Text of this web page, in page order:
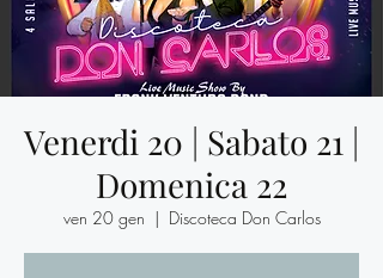
Venerdi 20 | Sabato 21 |
Domenica 22
ven 20 gen
  |
Discoteca Don Carlos